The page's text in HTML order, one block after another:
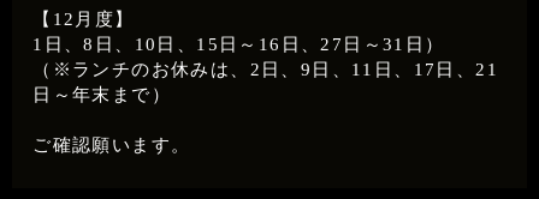
【12月度】
1日、8日、10日、15日～16日、27日～31日）
（※ランチのお休みは、2日、9日、11日、17日、21
日～年末まで）
ご確認願います。